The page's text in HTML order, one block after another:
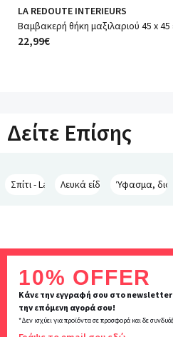
LA REDOUTE INTERIEURS
Βαμβακερή θήκη μαξιλαριού 45 x 45
22,99€
Δείτε Επίσης
Σπίτι - La Redoute Interieurs
Λευκά είδη - La Redoute
Ύφασμα,
Inscription
newsletter
10% OFFER
Κάνε την εγγραφή σου στο newsletter
την επόμενη αγορά σου!
*Δεν ισχύει για προϊόντα σε προσφορά και δε